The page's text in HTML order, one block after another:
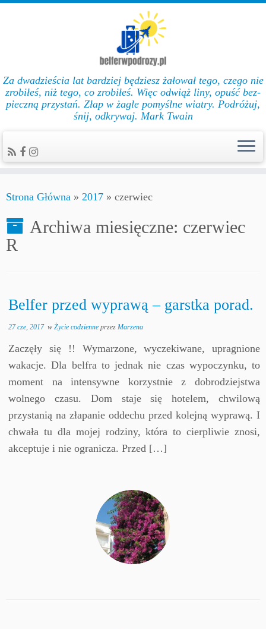
Za dwadzieścia lat bar­dziej będziesz żałował te­go, cze­go nie
zro­biłeś, niż te­go, co zro­biłeś. Więc od­wiąż li­ny, opuść bez­
pie­czną przys­tań. Złap w żag­le po­myślne wiat­ry. Podróżuj,
śnij, odkrywaj. Mark Twain
Strona Główna » 2017 » czerwiec
Archiwa miesięczne: czerwiec
R
Belfer przed wyprawą – garstka porad.
27 cze, 2017wŻycie codzienneprzezMarzena
Zaczęły się !! Wymarzone, wyczekiwane, upragnione
wakacje. Dla belfra to jednak nie czas wypoczynku, to
moment na intensywne korzystnie z dobrodziejstwa
wolnego czasu. Dom staje się hotelem, chwilową
przystanią na złapanie oddechu przed kolejną wyprawą. I
chwała tu dla mojej rodziny, która to cierpliwie znosi,
akceptuje i nie ogranicza. Przed […]